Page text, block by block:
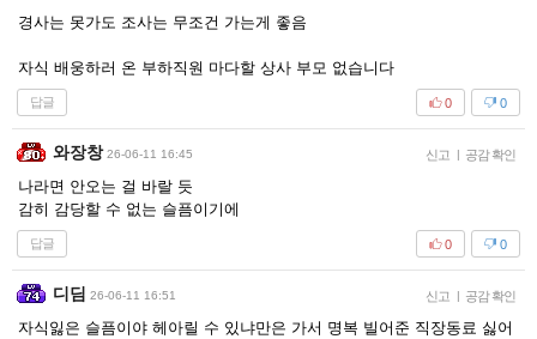
경사는 못가도 조사는 무조건 가는게 좋음
자식 배웅하러 온 부하직원 마다할 상사 부모 없습니다
답글 0
0
와장창 26-06-11 16:45 신고 공감 확인
나라면 안오는 걸 바랄 듯
감히 감당할 수 없는 슬픔이기에
답글 0
0
디딤 26-06-11 16:51 신고 공감 확인
자식잃은 슬픔이야 헤아릴 수 있냐만은 가서 명복 빌어준 직장동료 싫어